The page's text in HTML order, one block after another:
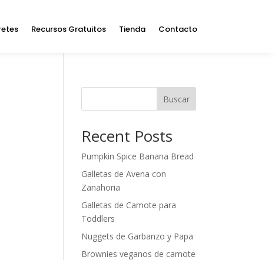
Recursos Gratuitos Tienda Contacto
Buscar
Recent Posts
Pumpkin Spice Banana Bread
Galletas de Avena con
Zanahoria
Galletas de Camote para
Toddlers
Nuggets de Garbanzo y Papa
Brownies veganos de camote